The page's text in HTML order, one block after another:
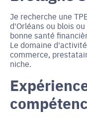
Je recherche une
d'Orléans ou blois
bonne santé
Le domaine
commerce,
niche.